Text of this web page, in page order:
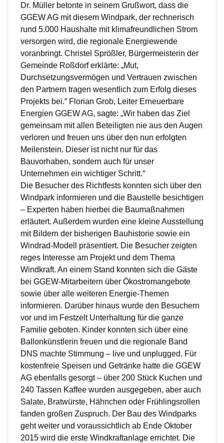
Dr. Müller betonte in seinem Grußwort, dass die
GGEW AG mit diesem Windpark, der rechnerisch
rund 5.000 Haushalte mit klimafreundlichen Strom
versorgen wird, die regionale Energiewende
voranbringt. Christel Sprößler, Bürgermeisterin der
Gemeinde Roßdorf erklärte: „Mut,
Durchsetzungsvermögen und Vertrauen zwischen
den Partnern tragen wesentlich zum Erfolg dieses
Projekts bei.“ Florian Grob, Leiter Erneuerbare
Energien GGEW AG, sagte: „Wir haben das Ziel
gemeinsam mit allen Beteiligten nie aus den Augen
verloren und freuen uns über den nun erfolgten
Meilenstein. Dieser ist nicht nur für das
Bauvorhaben, sondern auch für unser
Unternehmen ein wichtiger Schritt.“
Die Besucher des Richtfests konnten sich über den
Windpark informieren und die Baustelle besichtigen
– Experten haben hierbei die Baumaßnahmen
erläutert. Außerdem wurden eine kleine Ausstellung
mit Bildern der bisherigen Bauhistorie sowie ein
Windrad-Modell präsentiert. Die Besucher zeigten
reges Interesse am Projekt und dem Thema
Windkraft. An einem Stand konnten sich die Gäste
bei GGEW-Mitarbeitern über Ökostromangebote
sowie über alle weiteren Energie-Themen
informieren. Darüber hinaus wurde den Besuchern
vor und im Festzelt Unterhaltung für die ganze
Familie geboten. Kinder konnten sich über eine
Ballonkünstlerin freuen und die regionale Band
DNS machte Stimmung – live und unplugged. Für
kostenfreie Speisen und Getränke hatte die GGEW
AG ebenfalls gesorgt – über 200 Stück Kuchen und
240 Tassen Kaffee wurden ausgegeben, aber auch
Salate, Bratwürste, Hähnchen oder Frühlingsrollen
fanden großen Zuspruch. Der Bau des Windparks
geht weiter und voraussichtlich ab Ende Oktober
2015 wird die erste Windkraftanlage errichtet. Die